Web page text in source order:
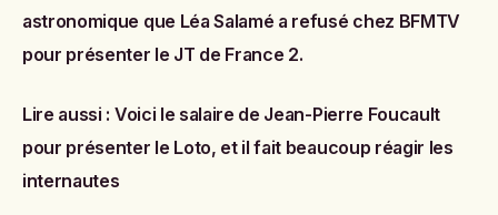
astronomique que Léa Salamé a refusé chez BFMTV
pour présenter le JT de France 2.
Lire aussi : Voici le salaire de Jean-Pierre Foucault
pour présenter le Loto, et il fait beaucoup réagir les
internautes